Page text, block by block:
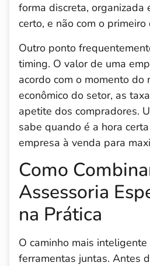
forma discreta, organizada
certo, e não com o primeiro
Outro ponto
timing. O valor de uma
acordo com o momento do
econômico do setor, as
apetite dos compradores.
sabe quando é a hora
empresa à venda para
Como
Assessoria
na Prática
O caminho mais
ferramentas juntas. Antes